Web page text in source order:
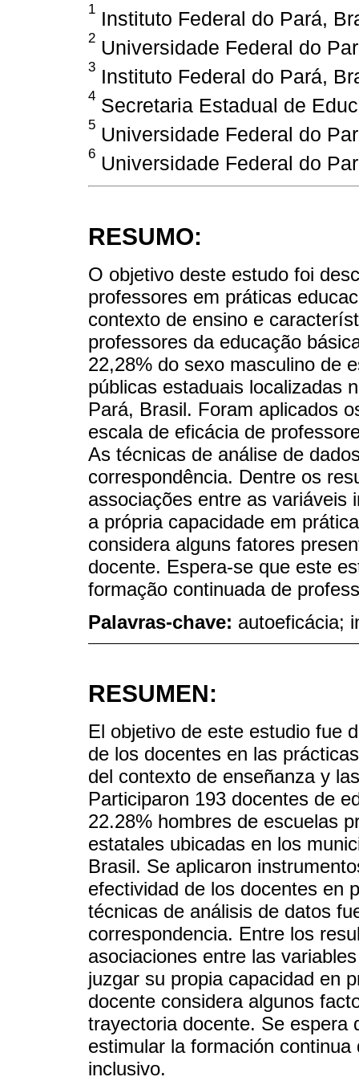
1 Instituto Federal do Pará,
2 Universidade Federal do
3 Instituto Federal do Pará,
4 Secretaria Estadual de
5 Universidade Federal do
6 Universidade Federal do
RESUMO:
O objetivo deste estudo foi
professores em práticas
contexto de ensino e
professores da educação
22,28% do sexo masculino de
públicas estaduais localizadas
Pará, Brasil. Foram aplicados
escala de eficácia de
As técnicas de análise de
correspondência. Dentre os
associações entre as variáveis
a própria capacidade em
considera alguns fatores
docente. Espera-se que este
formação continuada de
Palavras-chave: autoeficácia;
RESUMEN:
El objetivo de este estudio fue
de los docentes en las
del contexto de enseñanza y
Participaron 193 docentes de
22.28% hombres de escuelas
estatales ubicadas en los
Brasil. Se aplicaron
efectividad de los docentes en
técnicas de análisis de datos
correspondencia. Entre los
asociaciones entre las
juzgar su propia capacidad en
docente considera algunos
trayectoria docente. Se espera
estimular la formación
inclusivo.